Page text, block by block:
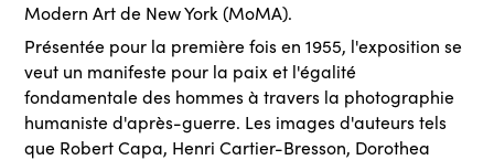
Modern Art de New York (MoMA).
Présentée pour la première fois en 1955, l'exposition se
veut un manifeste pour la paix et l'égalité
fondamentale des hommes à travers la photographie
humaniste d'après-guerre. Les images d'auteurs tels
que Robert Capa, Henri Cartier-Bresson, Dorothea